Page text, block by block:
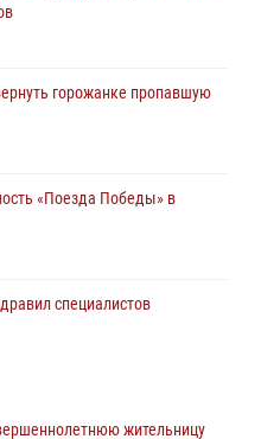
горожанке пропавшую
«Поезда Победы» в
специалистов
новый федеральный закон о
жительницу